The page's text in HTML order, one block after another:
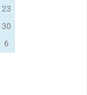
23
30
6